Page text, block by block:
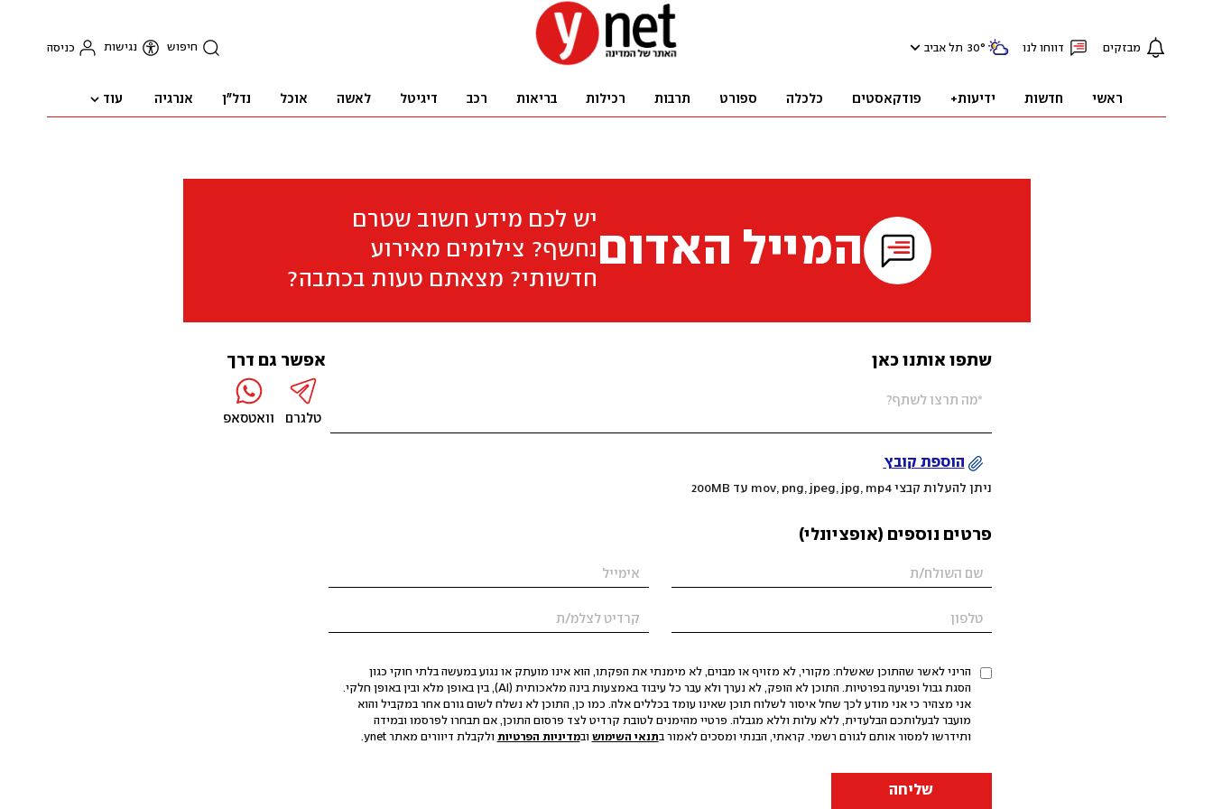
מבזקים דווחו לנו 30° תל אביב חיפוש נגישות כניסה
ראשי חדשות ידיעות+ פודקאסטים כלכלה ספורט תרבות רכילות בריאות רכב דיגיטל לאשה אוכל נדל"ן אנרגיה עוד
המייל האדום
יש לכם מידע חשוב שטרם
נחשף? צילומים מאירוע
חדשותי? מצאתם טעות בכתבה?
שתפו אותנו כאן
הוספת קובץ
ניתן להעלות קבצי mov, png, jpeg, jpg, mp4 עד 200MB
פרטים נוספים (אופציונלי)
הריני לאשר שהתוכן שאשלח: מקורי, לא מזויף או מבוים, לא מימנתי את הפקתו, הוא אינו מועתק או נגוע במעשה בלתי חוקי כגון
הסגת גבול ופגיעה בפרטיות. התוכן לא הופק, לא נערך ולא עבר כל עיבוד באמצעות בינה מלאכותית (AI), בין באופן מלא ובין באופן חלקי.
אני מצהיר כי אני מודע לכך שחל איסור לשלוח תוכן שאינו עומד בכללים אלה. כמו כן, התוכן לא נשלח לשום גורם אחר במקביל והוא
מועבר לבעלותכם הבלעדית, ללא עלות וללא מגבלה. פרטיי מהימנים לטובת קרדיט לצד פרסום התוכן, אם תבחרו לפרסמו ובמידה
ותידרשו למסור אותם לגורם רשמי. קראתי, הבנתי ומסכים לאמור בתנאי השימוש ובמדיניות הפרטיות ולקבלת דיוורים מאתר ynet.
שליחה
אפשר גם דרך
טלגרם וואטסאפ